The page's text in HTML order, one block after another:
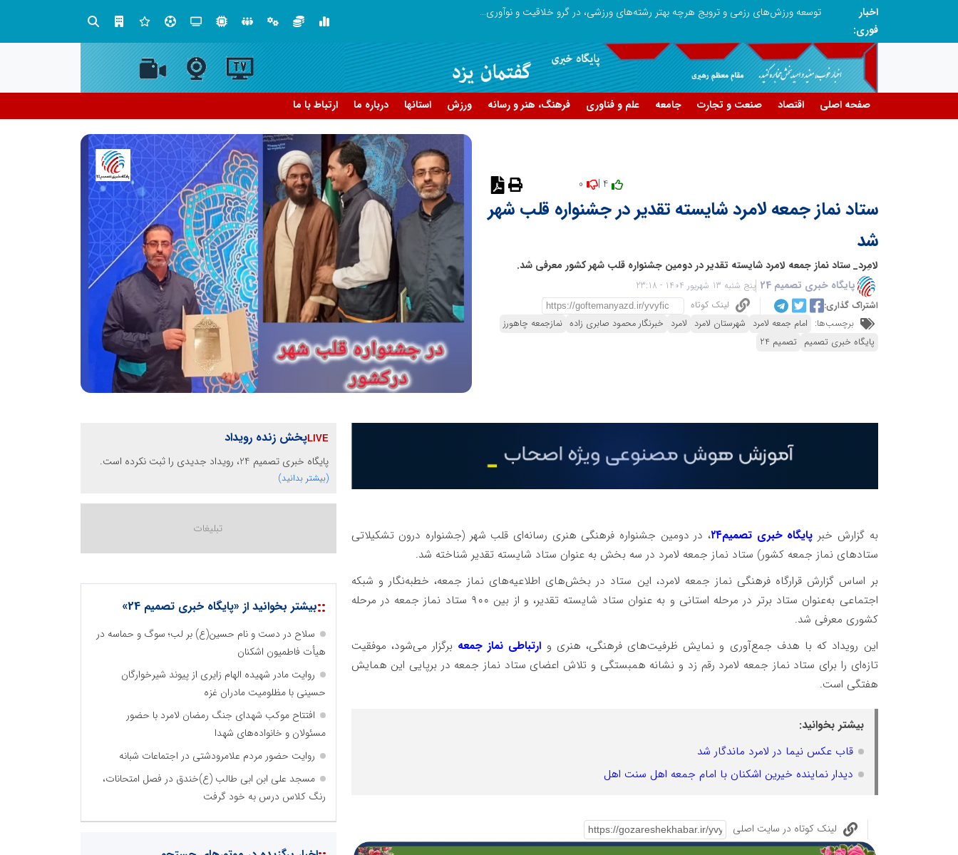
اخبار
فوری:
توسعه ورزش‌های رزمی و ترویج هرچه بهتر رشته‌های ورزشی، در گرو خلاقیت و نوآوری است لبنیات سنتی؛ میراثی که برای بقا به حمایت و نوآوری نیاز دارد
صفحه اصلی اقتصاد صنعت و تجارت جامعه علم و فناوری فرهنگ، هنر و رسانه ورزش استانها درباره ما ارتباط با ما
ستاد نماز جمعه لامرد شایسته تقدیر در جشنواره قلب شهر
شد
لامِرد_ ستاد نماز جمعه لامرد شایسته تقدیر در دومین جشنواره قلب شهر کشور معرفی شد.
پایگاه خبری تصمیم 24
پنج شنبه 13 شهریور 1404 - 23:18
اشتراک گذاری:
لینک کوتاه
برچسب‌ها: امام جمعه لامرد شهرستان لامرد لامرد خبرنگار محمود صابری زاده نمازجمعه چاهورز
پایگاه خبری تصمیم تصمیم 24
به گزارش خبر پایگاه خبری تصمیم۲۴
، در دومین جشنواره فرهنگی هنری رسانه‌ای قلب شهر (جشنواره درون تشکیلاتی
ستادهای نماز جمعه کشور) ستاد نماز جمعه لامرد در سه بخش به عنوان ستاد شایسته تقدیر شناخته شد.
بر اساس گزارش قرارگاه فرهنگی نماز جمعه لامرد، این ستاد در بخش‌های اطلاعیه‌های نماز جمعه، خطبه‌نگار و شبکه
اجتماعی به‌عنوان ستاد برتر در مرحله استانی و به عنوان ستاد شایسته تقدیر، و از بین ۹۰۰ ستاد نماز جمعه در مرحله
کشوری معرفی شد.
این رویداد که با هدف جمع‌آوری و نمایش ظرفیت‌های فرهنگی، هنری و ارتباطی نماز جمعه برگزار می‌شود، موفقیت
تازه‌ای را برای ستاد نماز جمعه لامرد رقم زد و نشانه همبستگی و تلاش اعضای ستاد نماز جمعه در برپایی این همایش
هفتگی است.
بیشتر بخوانید:
قاب عکس نیما در لامرد ماندگار شد
دیدار نماینده خیرین اشکنان با امام جمعه اهل سنت اهل
لینک کوتاه در سایت اصلی
پخش زنده رویداد
پایگاه خبری تصمیم 24، رویداد جدیدی را ثبت نکرده است.
(بیشتر بدانید)
::بیشتر بخوانید از «پایگاه خبری تصمیم 24»
سلاح در دست و نام حسین(ع) بر لب؛ سوگ و حماسه در
هیأت فاطمیون اشکنان
روایت مادر شهیده الهام زایری از پیوند شیرخوارگان
حسینی با مظلومیت مادران غزه
افتتاح موکب شهدای جنگ رمضان لامرد با حضور
مسئولان و خانواده‌های شهدا
روایت حضور مردم علامرودشتی در اجتماعات شبانه
مسجد علی ابن ابی طالب (ع)خندق در فصل امتحانات،
رنگ کلاس درس به خود گرفت